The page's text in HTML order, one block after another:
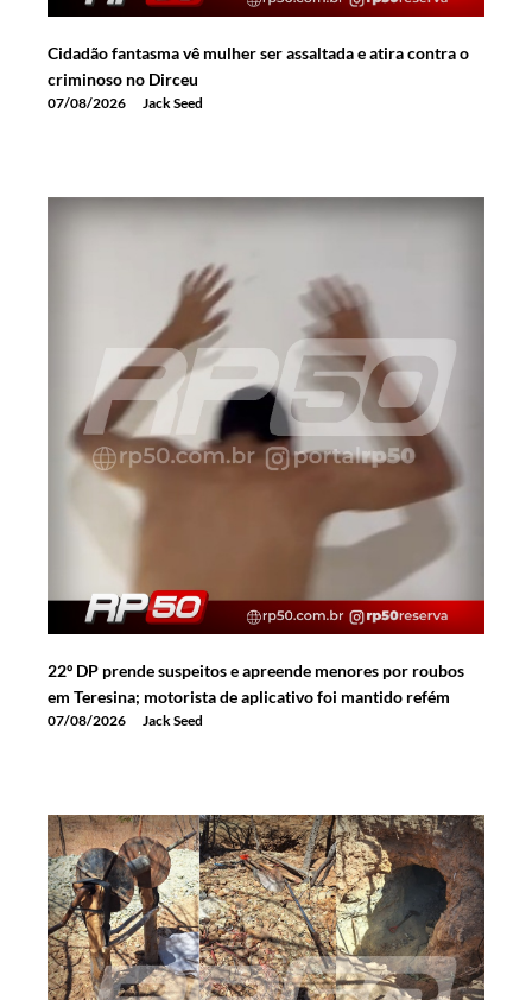
Cidadão fantasma vê mulher ser assaltada e atira contra o
criminoso no Dirceu
07/08/2026 Jack Seed
22º DP prende suspeitos e apreende menores por roubos
em Teresina; motorista de aplicativo foi mantido refém
07/08/2026 Jack Seed